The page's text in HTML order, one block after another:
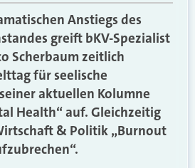
Anstiegs des
greift bKV-Spezialist
Scherbaum zeitlich
für seelische
aktuellen Kolumne
Health“ auf. Gleichzeitig
& Politik „Burnout